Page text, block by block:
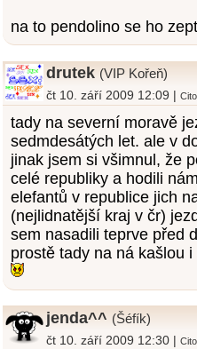
na to pendolino se ho
drutek (VIP Kořeň)
čt 10. září 2009 12:09 |
tady na severní moravě
sedmdesátých let. ale v
jinak jsem si všimnul, že
celé republiky a hodili
elefantů v republice jich
(nejlidnatější kraj v čr)
sem nasadili teprve před
prostě tady na ná kašlou
jenda^^ (Šéfík)
čt 10. září 2009 12:30 |